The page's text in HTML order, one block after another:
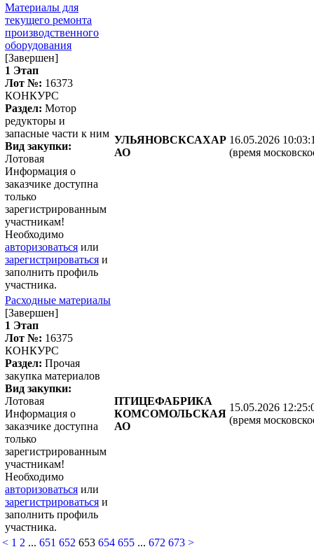
< 1 2 ... 651 652 653 654 655 ... 672 673 >
Материалы для
текущего ремонта
производственного
оборудования
[Завершен]
1 Этап
Лот №: 16373
КОНКУРС
Раздел: Мотор
редукторы и
запасные части к ним
Вид закупки:
Лотовая
Информация о
заказчике доступна
только
зарегистрированным
участникам!
Необходимо
авторизоваться или
зарегистрироваться и
заполнить профиль
участника.
УЛЬЯНОВСКСАХАР
АО
16.05.2026
(время
Расходные материалы
[Завершен]
1 Этап
Лот №: 16375
КОНКУРС
Раздел: Прочая
закупка материалов
Вид закупки:
Лотовая
Информация о
заказчике доступна
только
зарегистрированным
участникам!
Необходимо
авторизоваться или
зарегистрироваться и
заполнить профиль
участника.
ПТИЦЕФАБРИКА
КОМСОМОЛЬСКАЯ
АО
15.05.2026
(время